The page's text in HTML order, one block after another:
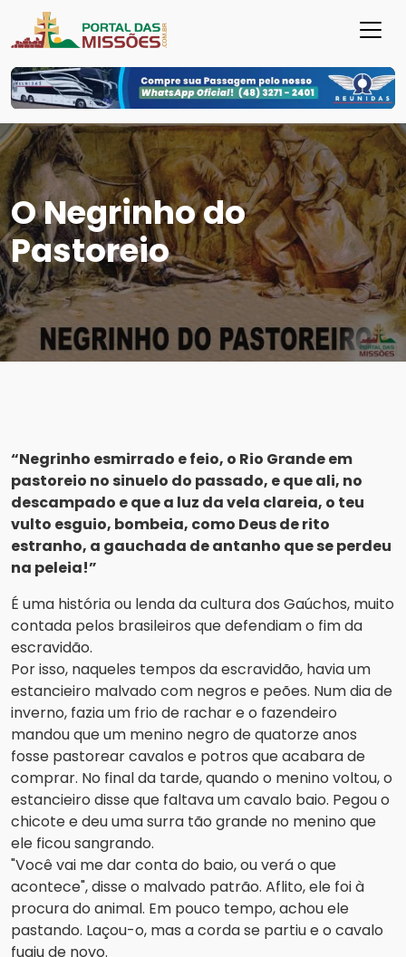
O Negrinho do
Pastoreio
“Negrinho esmirrado e feio, o Rio Grande em
pastoreio no sinuelo do passado, e que ali, no
descampado e que a luz da vela clareia, o teu
vulto esguio, bombeia, como Deus de rito
estranho, a gauchada de antanho que se perdeu
na peleia!”
É uma história ou lenda da cultura dos Gaúchos, muito
contada pelos brasileiros que defendiam o fim da
escravidão.
Por isso, naqueles tempos da escravidão, havia um
estancieiro malvado com negros e peões. Num dia de
inverno, fazia um frio de rachar e o fazendeiro
mandou que um menino negro de quatorze anos
fosse pastorear cavalos e potros que acabara de
comprar. No final da tarde, quando o menino voltou, o
estancieiro disse que faltava um cavalo baio. Pegou o
chicote e deu uma surra tão grande no menino que
ele ficou sangrando.
"Você vai me dar conta do baio, ou verá o que
acontece", disse o malvado patrão. Aflito, ele foi à
procura do animal. Em pouco tempo, achou ele
pastando. Laçou-o, mas a corda se partiu e o cavalo
fugiu de novo.